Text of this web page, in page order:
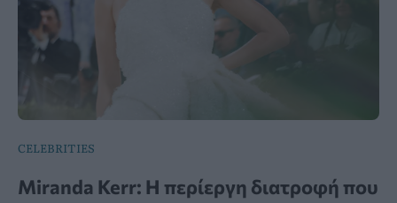
CELEBRITIES
Miranda Kerr: Η περίεργη διατροφή που